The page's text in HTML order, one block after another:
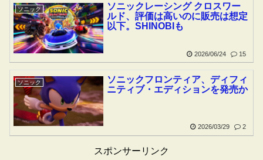
ソニック
ソニックレーシング クロスワー
ルド、評価は高いのに販売は想定
以下。SHINOBIも
2026/06/24 15
ソニック
ソニックフロンティア、ディフィ
ニティブ・エディションを発売か
2026/03/29 2
スポンサーリンク